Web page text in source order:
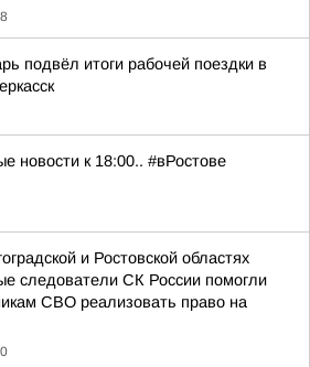
подвёл итоги рабочей поездки в
новости к 18:00.. #вРостове
и Ростовской областях
следователи СК России помогли
СВО реализовать право на